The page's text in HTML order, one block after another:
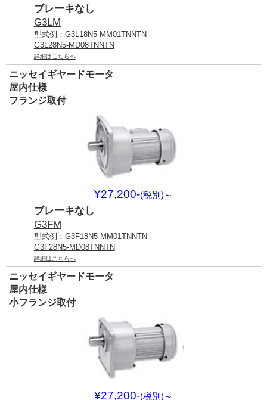
ブレーキなし
G3LM
型式例：G3L18N5-MM01TNNTN
G3L28N5-MD08TNNTN
詳細はこちらへ
ニッセイギヤードモータ
屋内仕様
フランジ取付
¥27,200-(税別) ～
ブレーキなし
G3FM
型式例：G3F18N5-MM01TNNTN
G3F28N5-MD08TNNTN
詳細はこちらへ
ニッセイギヤードモータ
屋内仕様
小フランジ取付
¥27,200-(税別) ～